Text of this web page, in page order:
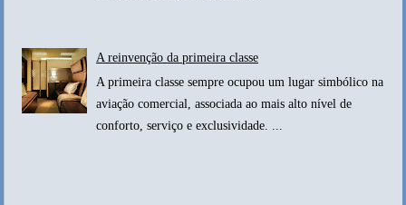
A reinvenção da primeira classe
A primeira classe sempre ocupou um lugar simbólico na
aviação comercial, associada ao mais alto nível de
conforto, serviço e exclusividade. ...